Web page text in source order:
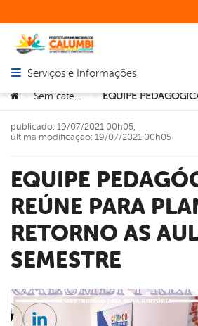
Abrir menu principal de navegação
Serviços e Informações
Você está aqui:
> Sem categoria >
EQUIPE PEDAGÓGICA SE
REÚNE PARA
RETORNO AS
SEMESTRE
publicado: 19/07/2021 00h05,
última modificação: 19/07/2021 00h05